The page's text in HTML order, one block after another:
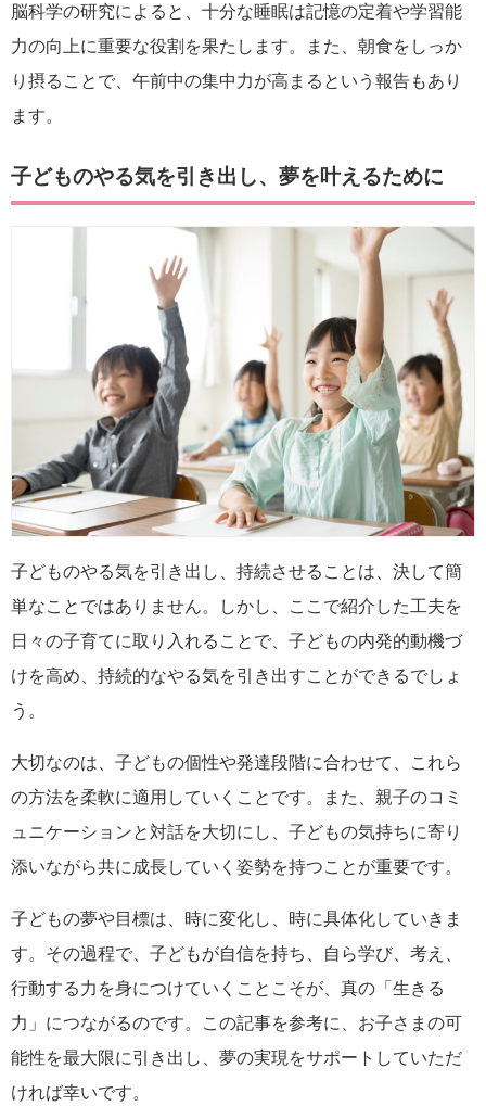
脳科学の研究によると、十分な睡眠は記憶の定着や学習能
力の向上に重要な役割を果たします。また、朝食をしっか
り摂ることで、午前中の集中力が高まるという報告もあり
ます。
子どものやる気を引き出し、夢を叶えるために
子どものやる気を引き出し、持続させることは、決して簡
単なことではありません。しかし、ここで紹介した工夫を
日々の子育てに取り入れることで、子どもの内発的動機づ
けを高め、持続的なやる気を引き出すことができるでしょ
う。
大切なのは、子どもの個性や発達段階に合わせて、これら
の方法を柔軟に適用していくことです。また、親子のコミ
ュニケーションと対話を大切にし、子どもの気持ちに寄り
添いながら共に成長していく姿勢を持つことが重要です。
子どもの夢や目標は、時に変化し、時に具体化していきま
す。その過程で、子どもが自信を持ち、自ら学び、考え、
行動する力を身につけていくことこそが、真の「生きる
力」につながるのです。この記事を参考に、お子さまの可
能性を最大限に引き出し、夢の実現をサポートしていただ
ければ幸いです。